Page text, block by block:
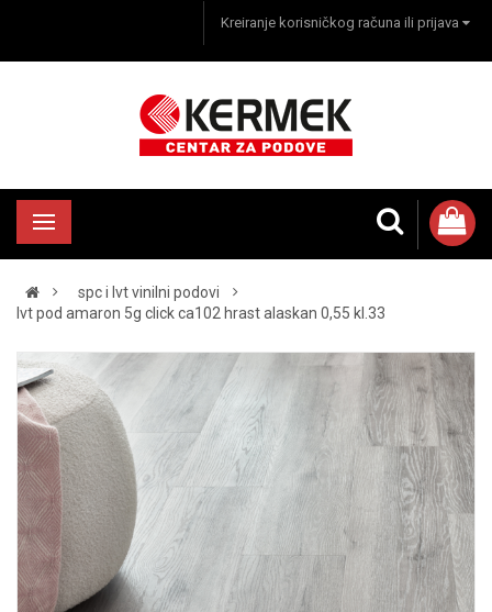
Kreiranje korisničkog računa ili prijava
spc i lvt vinilni podovi
lvt pod amaron 5g click ca102 hrast alaskan 0,55 kl.33